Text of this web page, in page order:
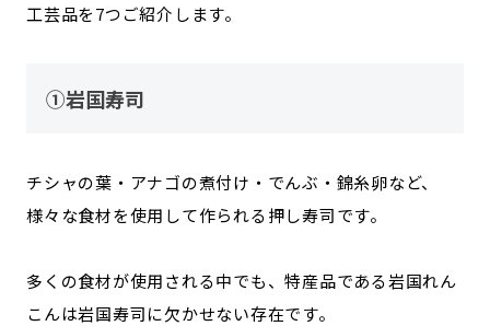
工芸品を7つご紹介します。
①岩国寿司
チシャの葉・アナゴの煮付け・でんぶ・錦糸卵など、
様々な食材を使用して作られる押し寿司です。
多くの食材が使用される中でも、特産品である岩国れん
こんは岩国寿司に欠かせない存在です。